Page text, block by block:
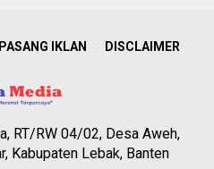
PASANG IKLAN DISCLAIMER
RT/RW 04/02, Desa Aweh,
Kabupaten Lebak, Banten